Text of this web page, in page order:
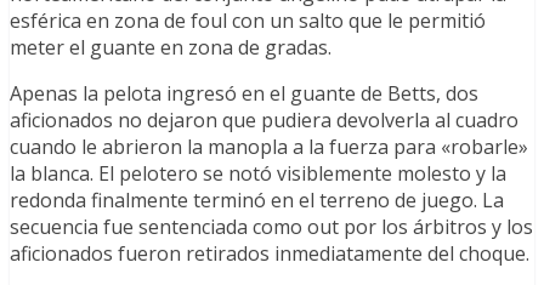
esférica en zona de foul con un salto que le permitió
meter el guante en zona de gradas.
Apenas la pelota ingresó en el guante de Betts, dos
aficionados no dejaron que pudiera devolverla al cuadro
cuando le abrieron la manopla a la fuerza para «robarle»
la blanca. El pelotero se notó visiblemente molesto y la
redonda finalmente terminó en el terreno de juego. La
secuencia fue sentenciada como out por los árbitros y los
aficionados fueron retirados inmediatamente del choque.